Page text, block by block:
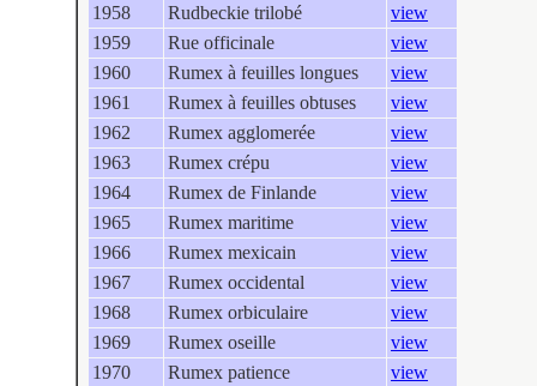
1958
Rudbeckie trilobé
view
1959
Rue officinale
view
1960
Rumex à feuilles longues
view
1961
Rumex à feuilles obtuses
view
1962
Rumex agglomerée
view
1963
Rumex crépu
view
1964
Rumex de Finlande
view
1965
Rumex maritime
view
1966
Rumex mexicain
view
1967
Rumex occidental
view
1968
Rumex orbiculaire
view
1969
Rumex oseille
view
1970
Rumex patience
view